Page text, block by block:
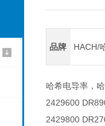
品牌 HACH/
哈希电导率，
2429600
2429800